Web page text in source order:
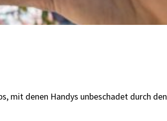
mit denen Handys unbeschadet durch den